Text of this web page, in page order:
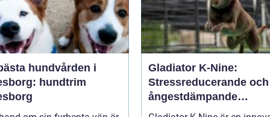
hundvården i
hundtrim
Gladiator K-Nine:
Stressreducerande och
ångestdämpande
hundhalsband